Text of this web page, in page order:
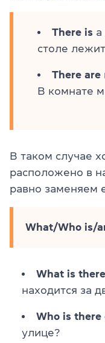
There is
столе лежит
There are
В комнате
В таком случае
расположено в
равно заменяем
What/Who is/
What is
находится за
Who is there
улице?